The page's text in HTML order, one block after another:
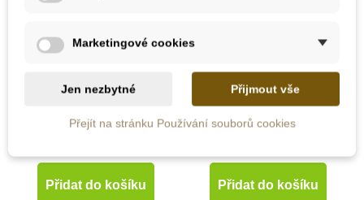
dodavatele
trojhranné – hnědé,
Přidat do košíku
Nienhuis - Klíč k
psaní a čtení v
anglickém jazyce
Přidat do košíku
Marketingové cookies
Jen nezbytné Přijmout vše
Přejít na stránku Používání souborů cookies